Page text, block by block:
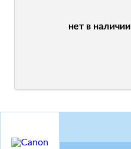
нет в наличии